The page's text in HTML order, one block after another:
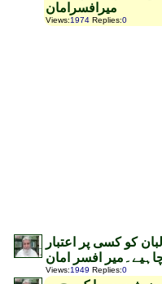
میرافسرامان
Views:1974 Replies:0
کو کسی پر اعتبار
افسر امان
Views:1949 Replies:0